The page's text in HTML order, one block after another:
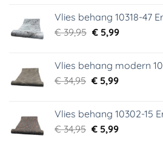
€ 29,95.€ 5,99.
Vlies behang 10318-47
€39,95 Oorspronkelijke
€ 39,95.
€5,99Huidige
€ 5,99.
Vlies behang modern
€34,95 Oorspronkelijke
€ 34,95.
€5,99Huidige
€ 5,99.
Vlies behang 10302-15
€34,95 Oorspronkelijke
€5,99Huidige